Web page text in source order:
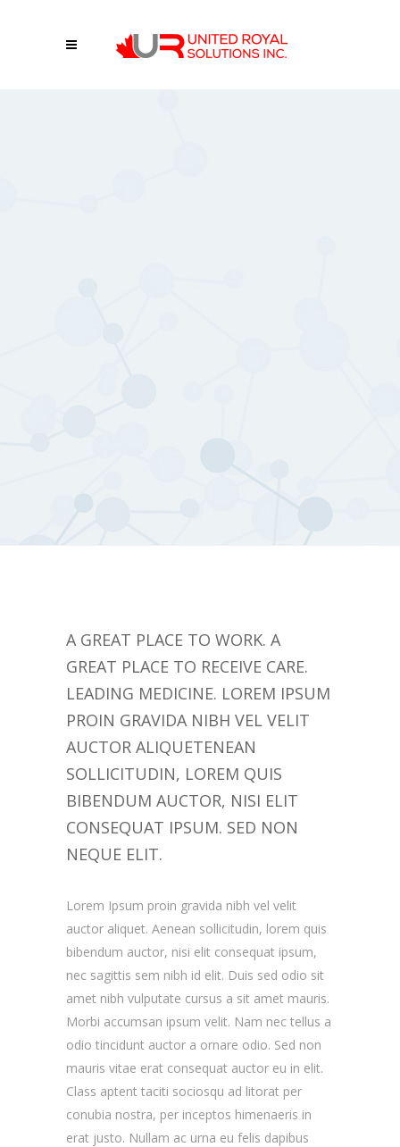
A GREAT PLACE TO WORK. A
GREAT PLACE TO RECEIVE CARE.
LEADING MEDICINE. LOREM IPSUM
PROIN GRAVIDA NIBH VEL VELIT
AUCTOR ALIQUETENEAN
SOLLICITUDIN, LOREM QUIS
BIBENDUM AUCTOR, NISI ELIT
CONSEQUAT IPSUM. SED NON
NEQUE ELIT.
Lorem Ipsum proin gravida nibh vel velit
auctor aliquet. Aenean sollicitudin, lorem quis
bibendum auctor, nisi elit consequat ipsum,
nec sagittis sem nibh id elit. Duis sed odio sit
amet nibh vulputate cursus a sit amet mauris.
Morbi accumsan ipsum velit. Nam nec tellus a
odio tincidunt auctor a ornare odio. Sed non
mauris vitae erat consequat auctor eu in elit.
Class aptent taciti sociosqu ad litorat per
conubia nostra, per inceptos himenaeris in
erat justo. Nullam ac urna eu felis dapibus